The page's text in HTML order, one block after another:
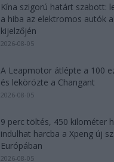
Kína szigorú határt szabott:
a hiba az elektromos autók
kijelzőjén
2026-08-05
A Leapmotor átlépte a 100
és lekörözte a Changant
2026-08-05
9 perc töltés, 450 kilométer
indulhat harcba a Xpeng új
Európában
2026-08-05